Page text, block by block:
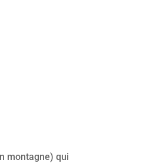
montagne) qui